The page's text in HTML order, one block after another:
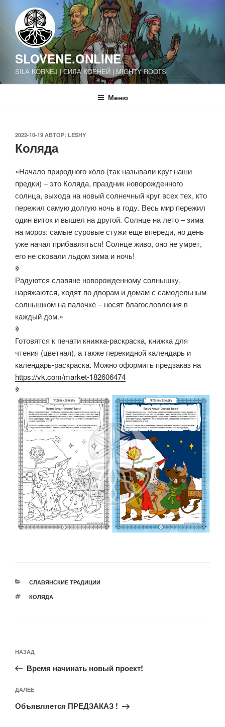
содержимому
SLOVENE.ONLINE
SILA KORNEJ | СИЛА КОРНЕЙ | MIGHTY ROOTS
Меню
ОПУБЛИКОВАНО
2022-10-19 АВТОР: LESHY
Коляда
«Начало природного ко́ло (так называли круг наши
предки) – это Коляда, праздник новорожденного
солнца, выхода на новый солнечный круг всех тех, кто
пережил самую долгую ночь в году. Весь мир пережил
один виток и вышел на другой. Солнце на лето – зима
на мороз: самые суровые стужи еще впереди, но день
уже начал прибавляться! Солнце живо, оно не умрет,
его не сковали льдом зима и ночь!
ꏍ
Радуются славяне новорожденному солнышку,
наряжаются, ходят по дворам и домам с самодельным
солнышком на палочке – носят благословления в
каждый дом.»
ꏍ
Готовятся к печати книжка-раскраска, книжка для
чтения (цветная), а также перекидной календарь и
календарь-раскраска. Можно оформить предзаказ на
https://vk.com/market-182606474
ꏍ
РУБРИКИ
СЛАВЯНСКИЕ ТРАДИЦИИ
МЕТКИ
КОЛЯДА
по
записям
Предыдущая
запись:
НАЗАД
Время начинать новый проект!
Следующая
запись
ДАЛЕЕ
Объявляется ПРЕДЗАКАЗ !